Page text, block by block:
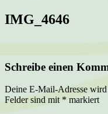
IMG_4646
Schreibe einen
Deine E-Mail-Adresse
Felder sind mit* markiert